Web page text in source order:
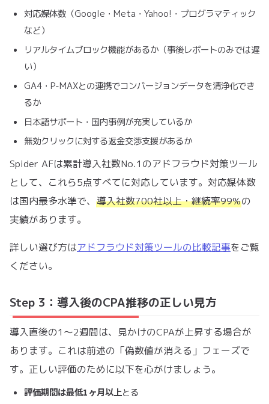
対応媒体数（Google・Meta・Yahoo!・プログラマティック
など）
リアルタイムブロック機能があるか（事後レポートのみでは遅
い）
GA4・P-MAXとの連携でコンバージョンデータを清浄化でき
るか
日本語サポート・国内事例が充実しているか
無効クリックに対する返金交渉支援があるか
Spider AFは累計導入社数No.1のアドフラウド対策ツール
として、これら5点すべてに対応しています。対応媒体数
は国内最多水準で、 導入社数700社以上・継続率99%の
実績があります。
詳しい選び方はアドフラウド対策ツールの比較記事をご覧
ください。
Step 3：導入後のCPA推移の正しい見方
導入直後の1〜2週間は、見かけのCPAが上昇する場合が
あります。これは前述の「偽数値が消える」フェーズで
す。正しい評価のために以下を心がけましょう。
評価期間は最低1ヶ月以上とる